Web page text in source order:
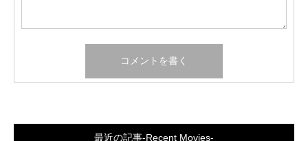
最近の記事-Recent Movies-